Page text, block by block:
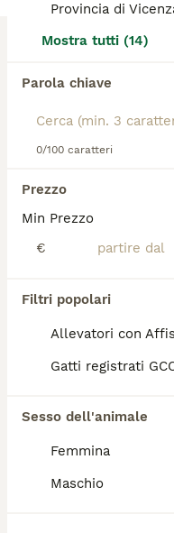
Provincia di
Mostra tutti (14)
Parola chiave
0/100 caratteri
Prezzo
Min Prezzo
€
Filtri popolari
Allevatori con
Gatti registrati
Sesso dell'animale
Femmina
Maschio
Allevatore con Affisso
(131.1km)
Scottish
4 settimane
Scottish
Sesso